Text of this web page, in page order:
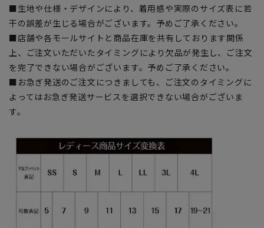
■生地や仕様・デザインにより、着用感や実際のサイズ表に若
干の誤差が生じる場合がございます。予めご了承ください。
■店舗や各モールサイトと商品在庫を共有しております関係
上、ご注文いただいたタイミングにより欠品が発生し、ご注文
を完了できない場合がございます。予めご了承ください。
■お急ぎ発送のご注文につきましても、ご注文のタイミングに
よってはお急ぎ発送サービスを選択できない場合がございま
す。